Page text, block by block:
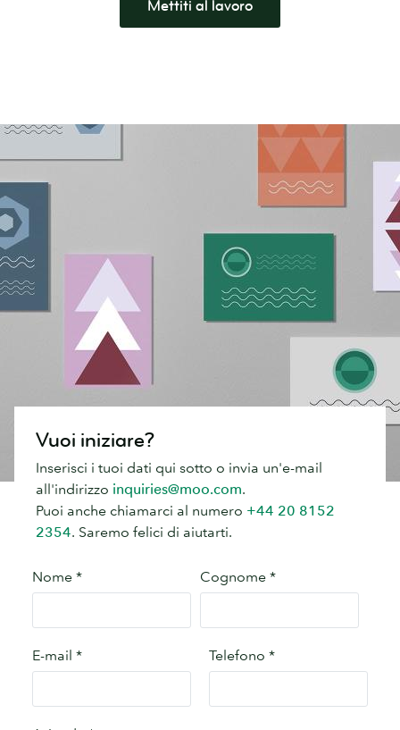
Mettiti al lavoro
Vuoi iniziare?
Inserisci i tuoi dati qui sotto o invia un'e-mail
all'indirizzo inquiries@moo.com.
Puoi anche chiamarci al numero +44 20 8152
2354. Saremo felici di aiutarti.